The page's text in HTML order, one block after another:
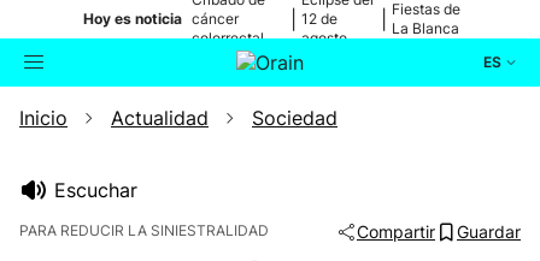
Hoy es noticia cáncer
colorrectal
12 de
agosto
Fiestas de
La Blanca
ES
Buscador Actualidad
Inicio Actualidad Sociedad
Escuchar
PARA REDUCIR LA SINIESTRALIDAD Compartir Guardar